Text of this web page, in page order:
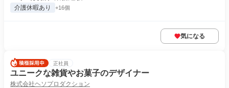
介護休暇あり +16個
気になる
正社員
ユニークな雑貨やお菓子のデザイナー
株式会社ヘソプロダクション